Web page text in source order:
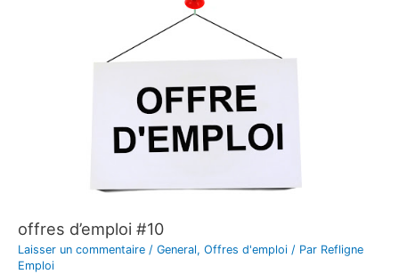
offres d’emploi #10
Laisser un commentaire / General, Offres d'emploi / Par Refligne
Emploi